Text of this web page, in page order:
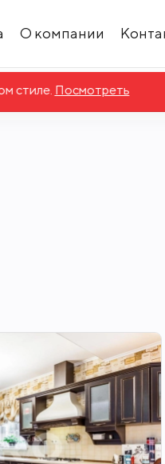
О компании
стиле. Посмотреть